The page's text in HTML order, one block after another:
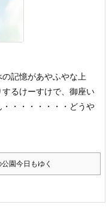
記憶があやふやな上
るけーすけで、御座い
・・・・・・・・どうや
園今日もゆく